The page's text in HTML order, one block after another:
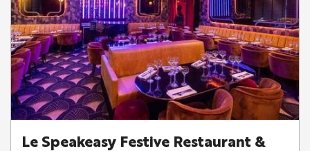
Le Speakeasy Festive Restaurant &